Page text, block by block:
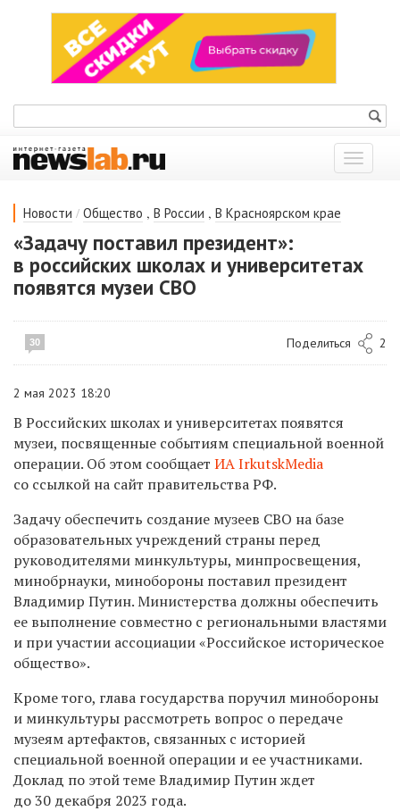
Показать
меню
Новости / Общество , В России , В Красноярском крае
«Задачу поставил президент»:
в российских школах и университетах
появятся музеи СВО
30 Поделиться 2
2 мая 2023 18:20
В Российских школах и университетах появятся
музеи, посвященные событиям специальной военной
операции. Об этом сообщает ИА IrkutskMedia
со ссылкой на сайт правительства РФ.
Задачу обеспечить создание музеев СВО на базе
образовательных учреждений страны перед
руководителями минкультуры, минпросвещения,
минобрнауки, минобороны поставил президент
Владимир Путин. Министерства должны обеспечить
ее выполнение совместно с региональными властями
и при участии ассоциации «Российское историческое
общество».
Кроме того, глава государства поручил минобороны
и минкультуры рассмотреть вопрос о передаче
музеям артефактов, связанных с историей
специальной военной операции и ее участниками.
Доклад по этой теме Владимир Путин ждет
до 30 декабря 2023 года.